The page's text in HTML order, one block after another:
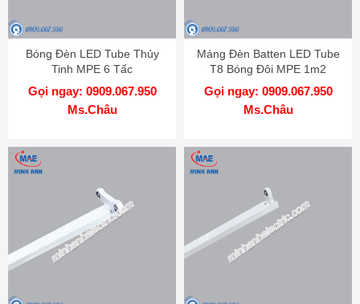
Bóng Đèn LED Tube Thủy
Tinh MPE 6 Tấc
Gọi ngay: 0909.067.950
Ms.Châu
Máng Đèn Batten LED Tube
T8 Bóng Đôi MPE 1m2
Gọi ngay: 0909.067.950
Ms.Châu